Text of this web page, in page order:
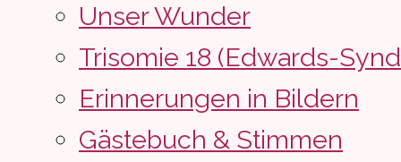
Unser Wunder
Trisomie 18 (Edwards-
Erinnerungen in Bildern
Gästebuch & Stimmen